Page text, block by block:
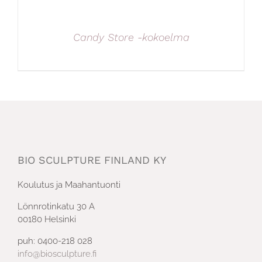
Candy Store -kokoelma
BIO SCULPTURE FINLAND KY
Koulutus ja Maahantuonti
Lönnrotinkatu 30 A
00180 Helsinki
puh: 0400-218 028
info@biosculpture.fi